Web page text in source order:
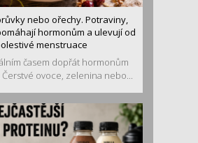
nebo ořechy. Potraviny,
hormonům a ulevují od
menstruace
časem dopřát hormonům
Čerstvé ovoce, zelenina nebo...